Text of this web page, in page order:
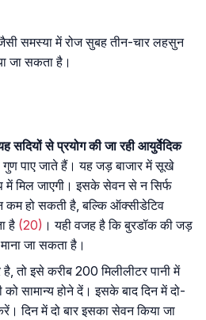
समस्या में रोज सुबह तीन-चार लहसुन
जा सकता है।
सदियों से प्रयोग की जा रही आयुर्वेदिक
गुण पाए जाते हैं। यह जड़ बाजार में सूखे
में मिल जाएगी। इसके सेवन से न सिर्फ
हो सकती है, बल्कि ऑक्सीडेटिव
है (20) । यही वजह है कि बुरडॉक की जड़
जा सकता है।
तो इसे करीब 200 मिलीलीटर पानी में
सामान्य होने दें। इसके बाद दिन में दो-
दिन में दो बार इसका सेवन किया जा